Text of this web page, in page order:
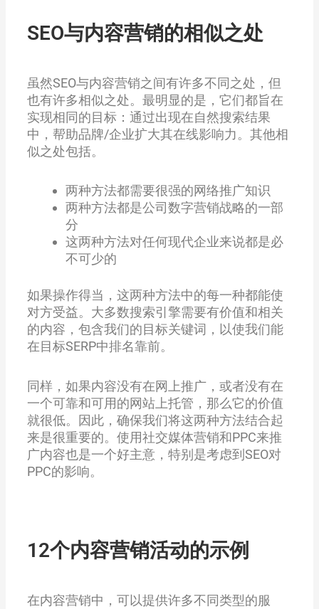
SEO与内容营销的相似之处
虽然SEO与内容营销之间有许多不同之处，但
也有许多相似之处。最明显的是，它们都旨在
实现相同的目标：通过出现在自然搜索结果
中，帮助品牌/企业扩大其在线影响力。其他相
似之处包括。
两种方法都需要很强的网络推广知识
两种方法都是公司数字营销战略的一部
分
这两种方法对任何现代企业来说都是必
不可少的
如果操作得当，这两种方法中的每一种都能使
对方受益。大多数搜索引擎需要有价值和相关
的内容，包含我们的目标关键词，以使我们能
在目标SERP中排名靠前。
同样，如果内容没有在网上推广，或者没有在
一个可靠和可用的网站上托管，那么它的价值
就很低。因此，确保我们将这两种方法结合起
来是很重要的。使用社交媒体营销和PPC来推
广内容也是一个好主意，特别是考虑到SEO对
PPC的影响。
12个内容营销活动的示例
在内容营销中，可以提供许多不同类型的服